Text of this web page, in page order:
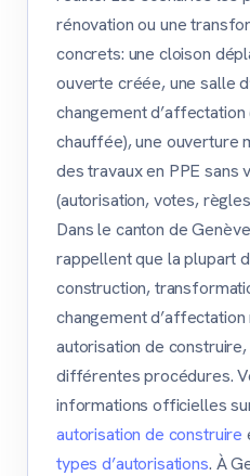
rénovation ou une
concrets: une cloison
ouverte créée, une salle
changement d’affectation
chauffée), une ouverture
des travaux en PPE sans
(autorisation, votes,
Dans le canton de
rappellent que la plupart
construction,
changement
autorisation de
différentes procédures.
informations officielles
autorisation de construire
types d’autorisations. À